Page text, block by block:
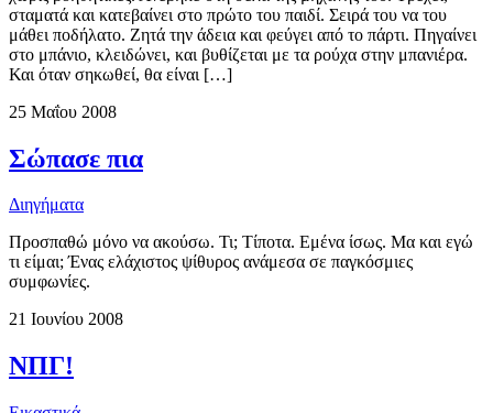
σταματά και κατεβαίνει στο πρώτο του παιδί. Σειρά του να του
μάθει ποδήλατο. Ζητά την άδεια και φεύγει από το πάρτι. Πηγαίνει
στο μπάνιο, κλειδώνει, και βυθίζεται με τα ρούχα στην μπανιέρα.
Και όταν σηκωθεί, θα είναι […]
25 Μαΐου 2008
Σώπασε πια
Διηγήματα
Προσπαθώ μόνο να ακούσω. Τι; Τίποτα. Εμένα ίσως. Μα και εγώ
τι είμαι; Ένας ελάχιστος ψίθυρος ανάμεσα σε παγκόσμιες
συμφωνίες.
21 Ιουνίου 2008
ΝΠΓ!